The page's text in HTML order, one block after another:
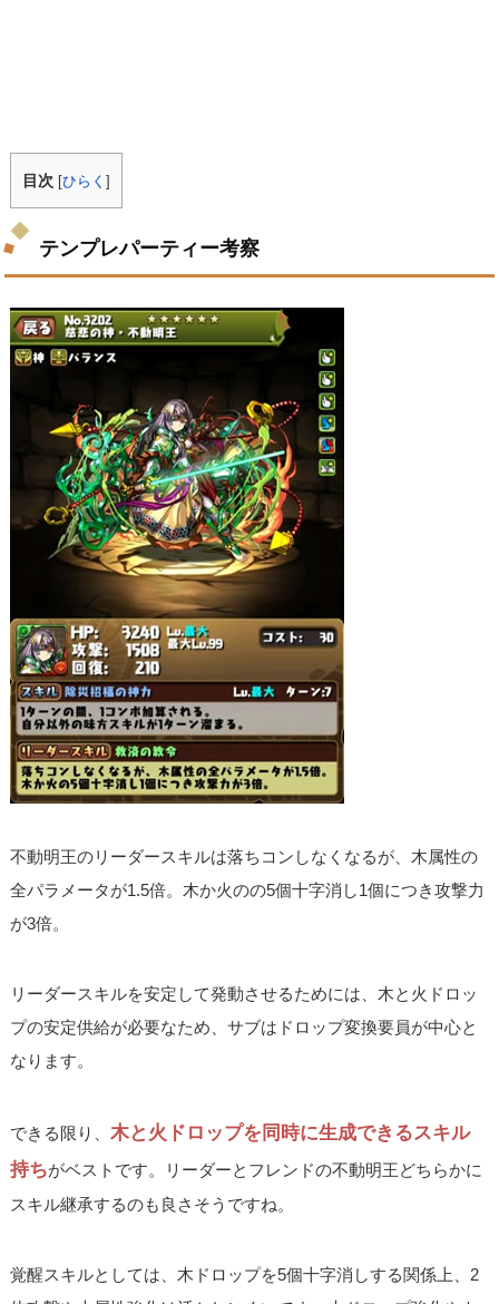
目次 [ひらく]
テンプレパーティー考察
不動明王のリーダースキルは落ちコンしなくなるが、木属性の
全パラメータが1.5倍。木か火のの5個十字消し1個につき攻撃力
が3倍。
リーダースキルを安定して発動させるためには、木と火ドロッ
プの安定供給が必要なため、サブはドロップ変換要員が中心と
なります。
できる限り、木と火ドロップを同時に生成できるスキル
持ちがベストです。リーダーとフレンドの不動明王どちらかに
スキル継承するのも良さそうですね。
覚醒スキルとしては、木ドロップを5個十字消しする関係上、2